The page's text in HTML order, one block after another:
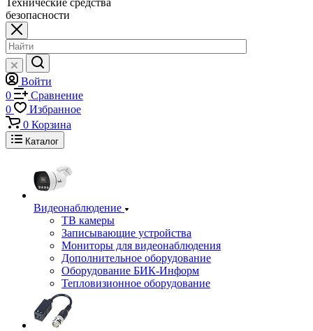
Технические средства
безопасности
Войти
0
Сравнение
0
Избранное
0 Корзина
Каталог
Видеонаблюдение
ТВ камеры
Записывающие устройства
Мониторы для видеонаблюдения
Дополнительное оборудование
Оборудование БИК-Информ
Тепловизионное оборудование